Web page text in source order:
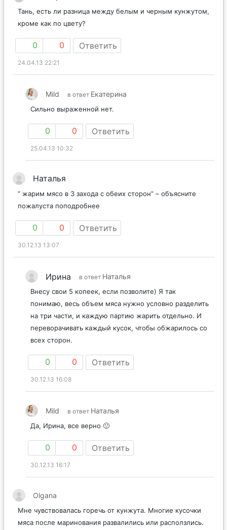
Тань, есть ли разница между белым и черным кунжутом,
кроме как по цвету?
0 0 Ответить
24.04.13 22:21
Mild в ответ Екатерина
Сильно выраженной нет.
0 0 Ответить
25.04.13 10:32
Наталья
” жарим мясо в 3 захода с обеих сторон” – объясните
пожалуста поподробнее
0 0 Ответить
30.12.13 13:07
Ирина в ответ Наталья
Внесу свои 5 копеек, если позволите) Я так
понимаю, весь объем мяса нужно условно разделить
на три части, и каждую партию жарить отдельно. И
переворачивать каждый кусок, чтобы обжарилось со
всех сторон.
0 0 Ответить
30.12.13 16:08
Mild в ответ Наталья
Да, Ирина, все верно 🙂
0 0 Ответить
30.12.13 16:17
Olgana
Мне чувствовалась горечь от кунжута. Многие кусочки
мяса после маринования развалились или расползлись.